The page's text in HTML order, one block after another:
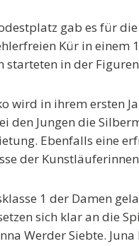
gab es für
Kür in einem
starteten in der
wird in ihrem ersten
den Jungen die
Ebenfalls eine
der
1 der Damen
sich klar an die
Werder Siebte.